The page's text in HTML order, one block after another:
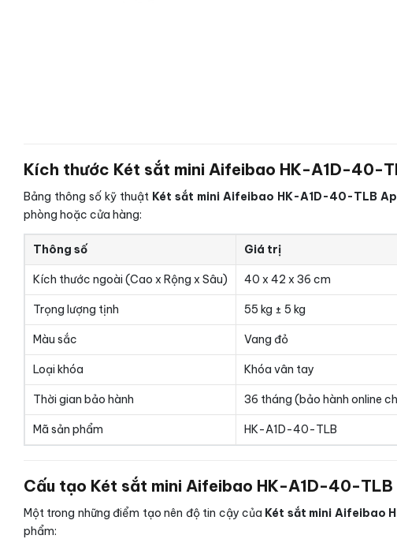
Kích thước Két sắt mini Aifeibao HK-A1D-40-
Bảng thông số kỹ thuật Két sắt mini Aifeibao HK-A1D-40-TLB
phòng hoặc cửa hàng:
Thông số Giá trị
Kích thước ngoài (Cao x Rộng x Sâu) 40 x 42 x 36 cm
Trọng lượng tịnh 55 kg ± 5 kg
Màu sắc Vang đỏ
Loại khóa Khóa vân tay
Thời gian bảo hành 36 tháng (bảo hành online
Mã sản phẩm HK-A1D-40-TLB
Cấu tạo Két sắt mini Aifeibao HK-A1D-40-
Một trong những điểm tạo nên độ tin cậy của Két sắt mini Aifeibao
phẩm: